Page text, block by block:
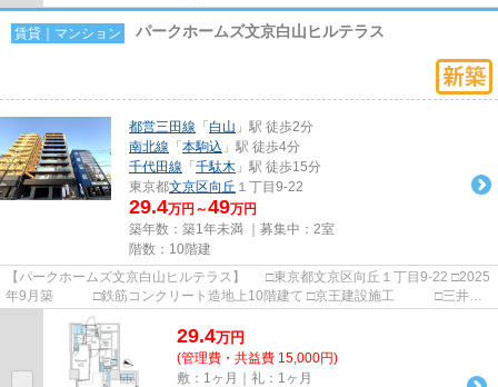
賃貸｜マンション パークホームズ文京白山ヒルテラス
都営三田線 「 白山 」駅 徒歩2分
南北線 「 本駒込 」駅 徒歩4分
千代田線 「 千駄木 」駅 徒歩15分
東京都文京区向丘 １丁目9-22
29.4万円～49万円
築年数：築1年未満 ｜募集中： 2室
階数：10階建
【パークホームズ文京白山ヒルテラス】 □東京都文京区向丘１丁目9-22 □2025
年9月築 □鉄筋コンクリート造地上10階建て □京王建設施工 □三井不
動産旧分譲 白山駅から徒...
29.4万円
(管理費・共益費 15,000円)
敷：1ヶ月｜礼：1ヶ月